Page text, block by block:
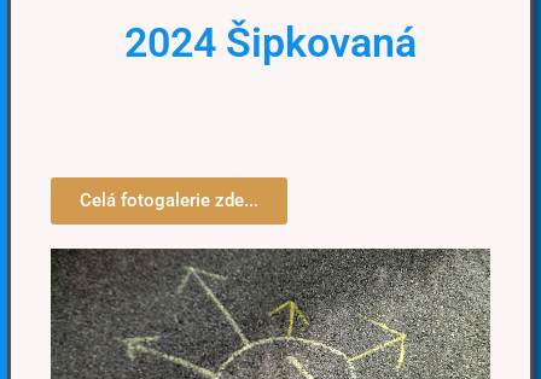
2024 Šipkovaná
Celá fotogalerie zde...